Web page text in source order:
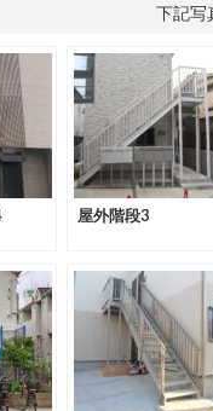
下記写
屋外階段3